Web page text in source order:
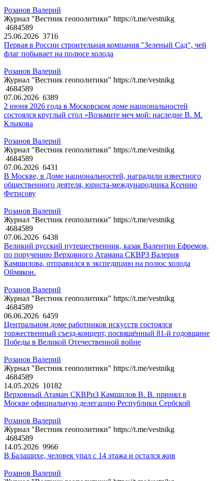
Розанов Валерий
Журнал "Вестник геополитики" https://t.me/vestnikg
4684589
25.06.2026 3716
Первая в России строительная компания "Зеленый Сад", чей
флаг побывает на полюсе холода
Розанов Валерий
Журнал "Вестник геополитики" https://t.me/vestnikg
4684589
07.06.2026 6389
2 июня 2026 года в Московском доме национальностей
состоялся круглый стол «Возьмите меч мой: наследие В. М.
Клыкова
Розанов Валерий
Журнал "Вестник геополитики" https://t.me/vestnikg
4684589
07.06.2026 6431
В Москве, в Доме национальностей, наградили известного
общественного деятеля, юриста-международника Ксению
Фетисову
Розанов Валерий
Журнал "Вестник геополитики" https://t.me/vestnikg
4684589
07.06.2026 6438
Великий русский путешественник, казак Валентин Ефремов,
по поручению Верховного Атамана СКВРЗ Валерия
Камшилова, отправился в экспедицию на полюс холода
Оймякон.
Розанов Валерий
Журнал "Вестник геополитики" https://t.me/vestnikg
4684589
06.06.2026 6459
Центральном доме работников искусств состоялся
торжественный съезд-концерт, посвящённый 81-й годовщине
Победы в Великой Отечественной войне
Розанов Валерий
Журнал "Вестник геополитики" https://t.me/vestnikg
4684589
14.05.2026 10182
Верховный Атаман СКВРиЗ Камшилов В. В. принял в
Москве официальную делегацию Республики Сербской
Розанов Валерий
Журнал "Вестник геополитики" https://t.me/vestnikg
4684589
14.05.2026 9966
В Балашихе, человек упал с 14 этажа и остался жив
Розанов Валерий